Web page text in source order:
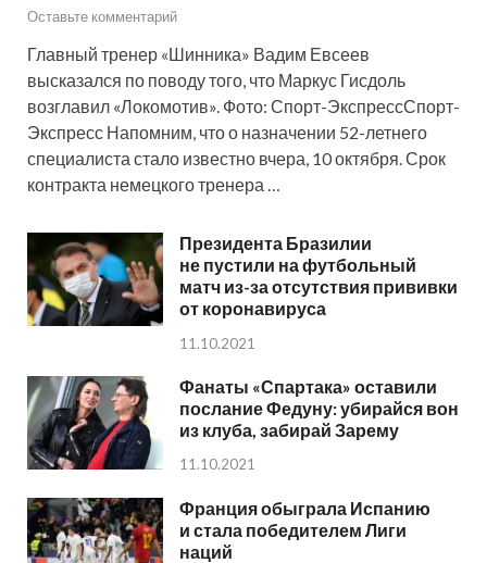
Оставьте комментарий
Главный тренер «Шинника» Вадим Евсеев
высказался по поводу того, что Маркус Гисдоль
возглавил «Локомотив». Фото: Спорт-ЭкспрессСпорт-
Экспресс Напомним, что о назначении 52-летнего
специалиста стало известно вчера, 10 октября. Срок
контракта немецкого тренера …
Президента Бразилии
не пустили на футбольный
матч из-за отсутствия прививки
от коронавируса
11.10.2021
Фанаты «Спартака» оставили
послание Федуну: убирайся вон
из клуба, забирай Зарему
11.10.2021
Франция обыграла Испанию
и стала победителем Лиги
наций